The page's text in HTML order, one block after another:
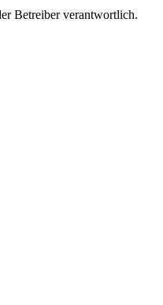
Betreiber verantwortlich.